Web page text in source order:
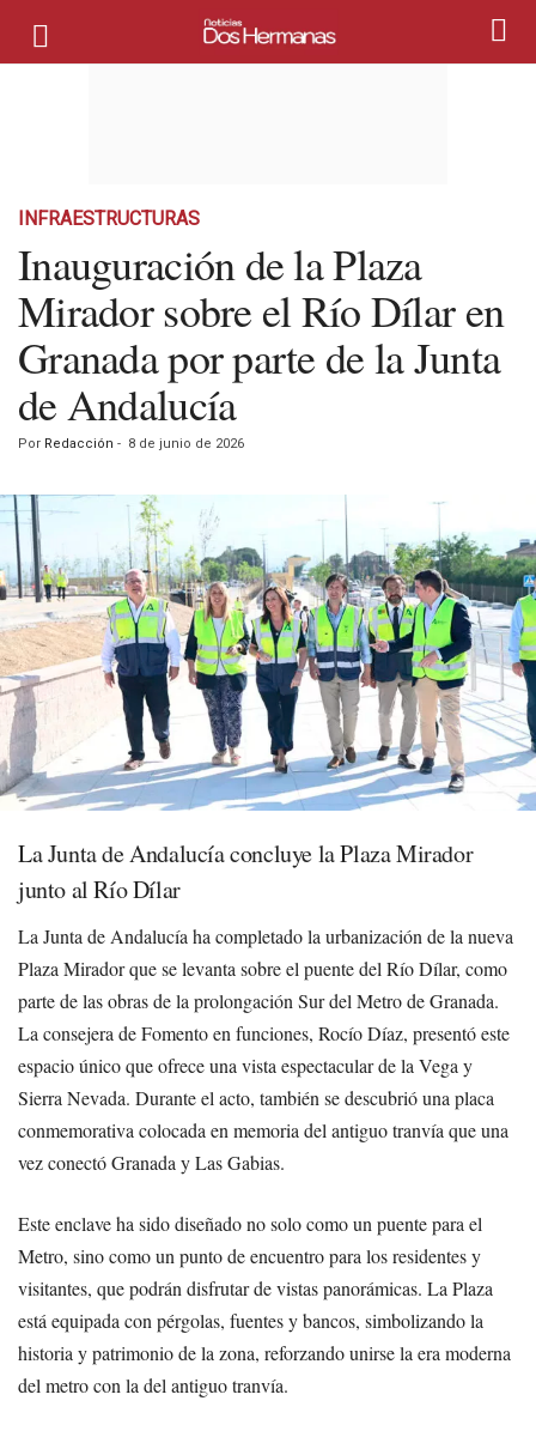
INFRAESTRUCTURAS
Inauguración de la Plaza
Mirador sobre el Río Dílar en
Granada por parte de la Junta
de Andalucía
Por Redacción - 8 de junio de 2026
La Junta de Andalucía concluye la Plaza Mirador
junto al Río Dílar
La Junta de Andalucía ha completado la urbanización de la nueva
Plaza Mirador que se levanta sobre el puente del Río Dílar, como
parte de las obras de la prolongación Sur del Metro de Granada.
La consejera de Fomento en funciones, Rocío Díaz, presentó este
espacio único que ofrece una vista espectacular de la Vega y
Sierra Nevada. Durante el acto, también se descubrió una placa
conmemorativa colocada en memoria del antiguo tranvía que una
vez conectó Granada y Las Gabias.
Este enclave ha sido diseñado no solo como un puente para el
Metro, sino como un punto de encuentro para los residentes y
visitantes, que podrán disfrutar de vistas panorámicas. La Plaza
está equipada con pérgolas, fuentes y bancos, simbolizando la
historia y patrimonio de la zona, reforzando unirse la era moderna
del metro con la del antiguo tranvía.